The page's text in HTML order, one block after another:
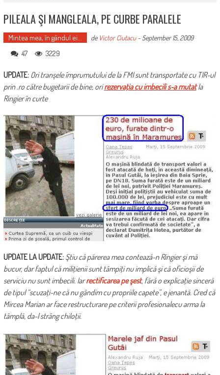
PILEALA ŞI MANGLEALA, PE CURBE PARALELE
Mintea mea, în gândul ei... de Victor Ciutacu- September 15, 2009
47 3229
UPDATE: Ori tranşele împrumutului de la FMI sunt transportate cu TIR-ul
prin .ro către bugetarii de bine, orirezervaţia cu imbecili s-a mutat la
Ringier în curte
UPDATE LA UPDATE: Ştiu că părerea mea contează-n Ringier şi mă
bucur, dar faptul că miliţienii sunt tâmpiţi nu implică şi că oficioşii de
serviciu nu sunt imbecili. Iarrectificarea pe şest, fără o explicaţie sinceră
de tipul “scuzaţi-ne că nu gândim cu propriile capete”, e jenantă. Cred că
Mircea Marian ar face restructurare pe criterii profesionalecu arma la
tâmplă, da-l strâng chiloţii.